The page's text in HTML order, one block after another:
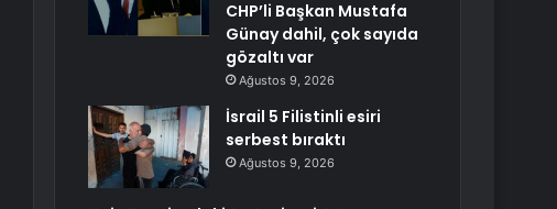
CHP’li Başkan Mustafa
Günay dahil, çok sayıda
gözaltı var
Ağustos 9, 2026
İsrail 5 Filistinli esiri
serbest bıraktı
Ağustos 9, 2026